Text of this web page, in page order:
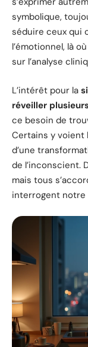
symbolique,
séduire ceux qui
l’émotionnel, là
sur l’analyse
L’intérêt pour la
réveiller
ce besoin de
Certains y voient
d’une
de l’inconscient.
mais tous
interrogent notre